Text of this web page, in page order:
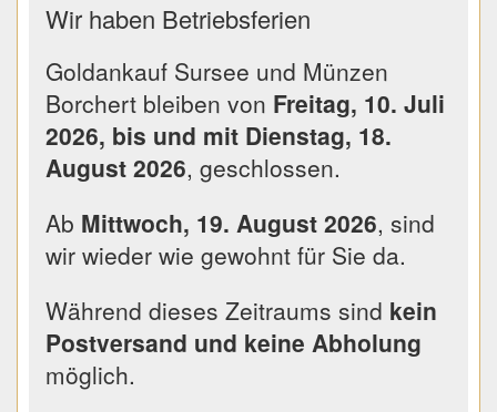
Wir haben Betriebsferien
Goldankauf Sursee und Münzen
Borchert bleiben von Freitag, 10. Juli
2026, bis und mit Dienstag, 18.
August 2026, geschlossen.
Ab Mittwoch, 19. August 2026, sind
wir wieder wie gewohnt für Sie da.
Während dieses Zeitraums sind kein
Postversand und keine Abholung
möglich.